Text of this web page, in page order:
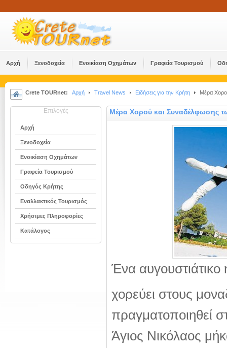
Αρχή Ξενοδοχεία Ενοικίαση Οχημάτων Γραφεία Τουρισμού
Crete TOURnet: Αρχή Travel News Ειδήσεις για την Κρήτη Μέρα
Επιλογές
Αρχή
Ξενοδοχεία
Ενοικίαση Οχημάτων
Γραφεία Τουρισμού
Οδηγός Κρήτης
Εναλλακτικός Τουρισμός
Χρήσιμες Πληροφορίες
Κατάλογος
Μέρα Χορού και Συναδέλφωσης
Ένα αυγουστιάτικο
χορεύει στους
πραγματοποιηθεί
Άγιος Νικόλαος